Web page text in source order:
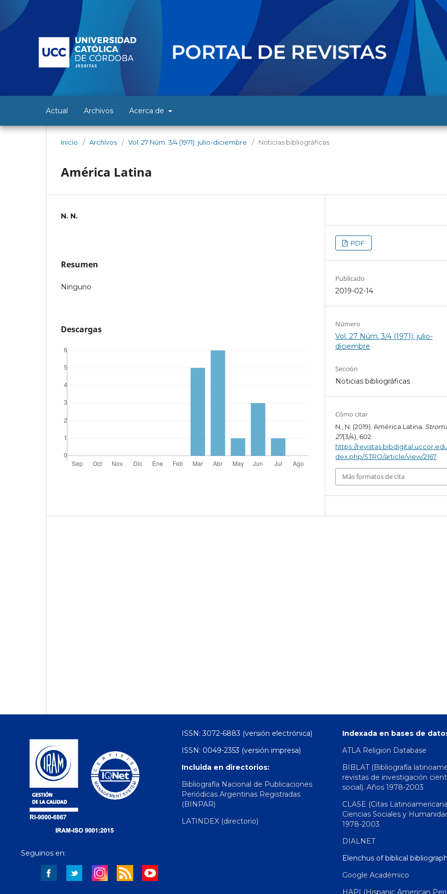
Actual Archivos Acerca de
Inicio / Archivos / Vol. 27 Núm. 3/4 (1971): julio-diciembre / Noticias bibliográficas
América Latina
N. N.
Resumen
Ninguno
Descargas
PDF
Publicado
2019-02-14
Número
Vol. 27 Núm. 3/4 (1971): julio-
diciembre
Sección
Noticias bibliográficas
Cómo citar
N., N. (2019). América Latina.
27(3/4), 602.
https://
dex.php/STRO/article/view/2167
Más formatos de cita
Seguinos en:
ISSN: 3072-6883 (versión electrónica)
ISSN: 0049-2353 (versión impresa)
Incluida en directorios:
Bibliografía Nacional de Publicaciones
Periódicas Argentinas Registradas
(BINPAR)
LATINDEX (directorio)
Indexada en bases de
ATLA Religion Database
BIBLAT (Bibliografía
revistas de investigación
social). Años 1978-2003
CLASE (Citas
Ciencias Sociales y
1978-2003
DIALNET
Elenchus of biblical
Google Académico
HAPI (Hispanic American